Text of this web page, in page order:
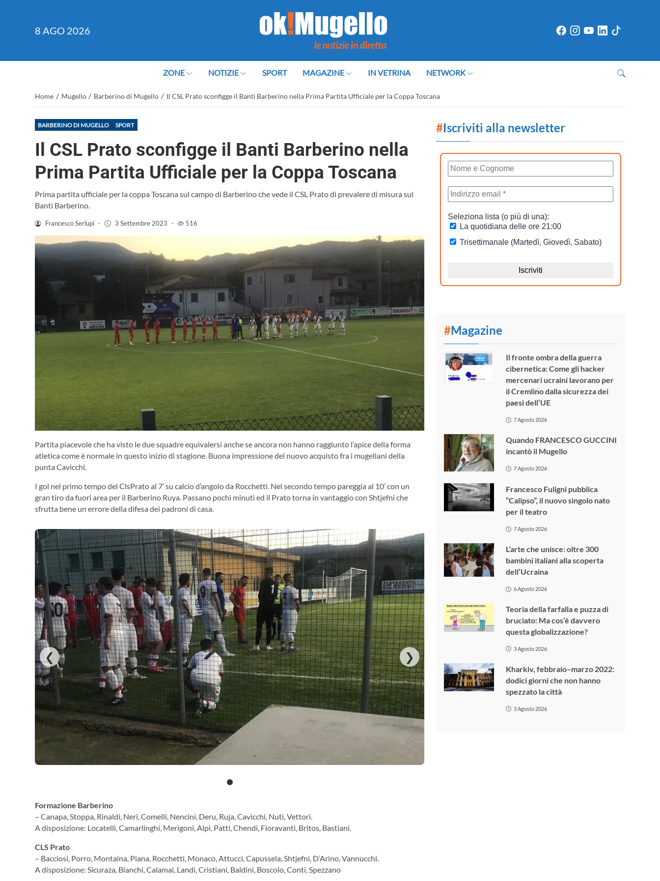
8 AGO 2026
ZONE NOTIZIE SPORT MAGAZINE IN VETRINA NETWORK
Home / Mugello / Barberino di Mugello / Il CSL Prato sconfigge il Banti Barberino nella Prima Partita Ufficiale per la Coppa Toscana
BARBERINO DI MUGELLO SPORT
Il CSL Prato sconfigge il Banti Barberino nella
Prima Partita Ufficiale per la Coppa Toscana
Prima partita ufficiale per la coppa Toscana sul campo di Barberino che vede il CSL Prato di prevalere di misura sul
Banti Barberino.
Francesco Serlupi - 3 Settembre 2023 - 516
Partita piacevole che ha visto le due squadre equivalersi anche se ancora non hanno raggiunto l’apice della forma
atletica come è normale in questo inizio di stagione. Buona impressione del nuovo acquisto fra i mugellani della
punta Cavicchi.
I gol nel primo tempo del ClsPrato al 7’ su calcio d’angolo da Rocchetti. Nel secondo tempo pareggia al 10’ con un
gran tiro da fuori area per il Barberino Ruya. Passano pochi minuti ed il Prato torna in vantaggio con Shtjefni che
sfrutta bene un errore della difesa dei padroni di casa.
❮ ❯
Formazione Barberino
– Canapa, Stoppa, Rinaldi, Neri, Comelli, Nencini, Deru, Ruja, Cavicchi, Nuti, Vettori.
A disposizione: Locatelli, Camarlinghi, Merigoni, Alpi, Patti, Chendi, Fioravanti, Britos, Bastiani.
CLS Prato
– Bacciosi, Porro, Montaina, Piana, Rocchetti, Monaco, Attucci, Capussela, Shtjefni, D’Arino, Vannucchi.
A disposizione: Sicuraza, Bianchi, Calamai, Landi, Cristiani, Baldini, Boscolo, Conti, Spezzano
#Iscriviti alla newsletter
#Magazine
Il fronte ombra della guerra
cibernetica: Come gli hacker
mercenari ucraini lavorano per
il Cremlino dalla sicurezza dei
paesi dell’UE
7 Agosto 2026
Quando FRANCESCO GUCCINI
incantò il Mugello
7 Agosto 2026
Francesco Fuligni pubblica
“Calipso”, il nuovo singolo nato
per il teatro
7 Agosto 2026
L’arte che unisce: oltre 300
bambini italiani alla scoperta
dell’Ucraina
6 Agosto 2026
Teoria della farfalla e puzza di
bruciato: Ma cos’è davvero
questa globalizzazione?
3 Agosto 2026
Kharkiv, febbraio–marzo 2022:
dodici giorni che non hanno
spezzato la città
3 Agosto 2026